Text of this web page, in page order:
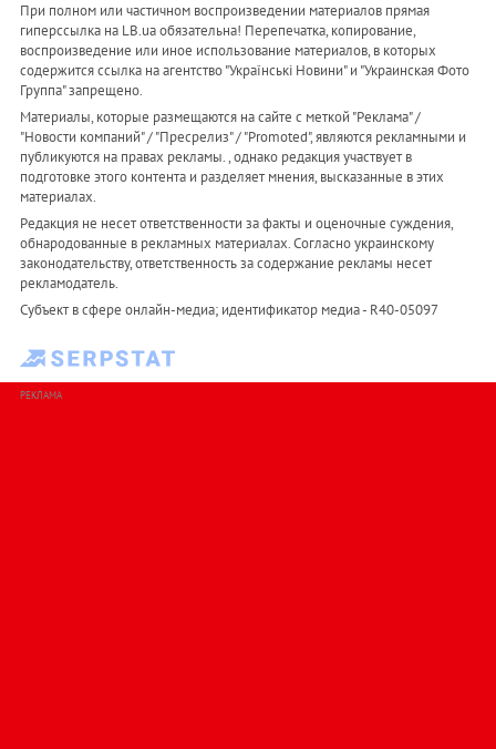
При полном или частичном воспроизведении материалов прямая
гиперссылка на LB.ua обязательна! Перепечатка, копирование,
воспроизведение или иное использование материалов, в которых
содержится ссылка на агентство "Українськi Новини" и "Украинская Фото
Группа" запрещено.
Материалы, которые размещаются на сайте с меткой "Реклама" /
"Новости компаний" / "Пресрелиз" / "Promoted", являются рекламными и
публикуются на правах рекламы. , однако редакция участвует в
подготовке этого контента и разделяет мнения, высказанные в этих
материалах.
Редакция не несет ответственности за факты и оценочные суждения,
обнародованные в рекламных материалах. Согласно украинскому
законодательству, ответственность за содержание рекламы несет
рекламодатель.
Субъект в сфере онлайн-медиа; идентификатор медиа - R40-05097
РЕКЛАМА